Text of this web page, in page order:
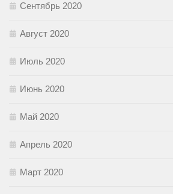
Сентябрь 2020
Август 2020
Июль 2020
Июнь 2020
Май 2020
Апрель 2020
Март 2020